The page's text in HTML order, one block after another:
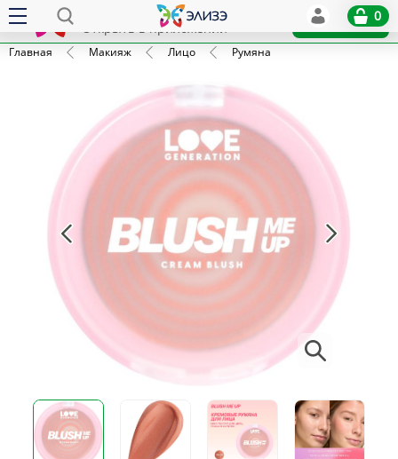
x
Открыть в приложении
Установить
0
Главная Макияж Лицо Румяна